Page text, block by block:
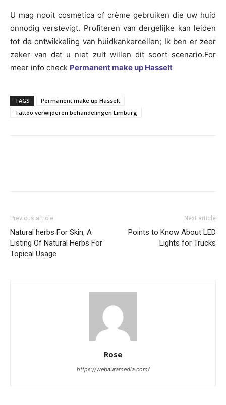
U mag nooit cosmetica of crème gebruiken die uw huid
onnodig verstevigt. Profiteren van dergelijke kan leiden
tot de ontwikkeling van huidkankercellen; Ik ben er zeer
zeker van dat u niet zult willen dit soort scenario.For
meer info check Permanent make up Hasselt
TAGS
Permanent make up Hasselt
Tattoo verwijderen behandelingen Limburg
Previous article
Natural herbs For Skin, A
Listing Of Natural Herbs For
Topical Usage
Next article
Points to Know About LED
Lights for Trucks
Rose
https://webauramedia.com/